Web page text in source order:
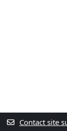
Contact site